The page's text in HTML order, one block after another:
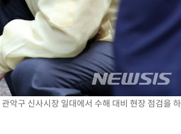
악구 신사시장 일대에서 수해 대비 현장 점검을 하